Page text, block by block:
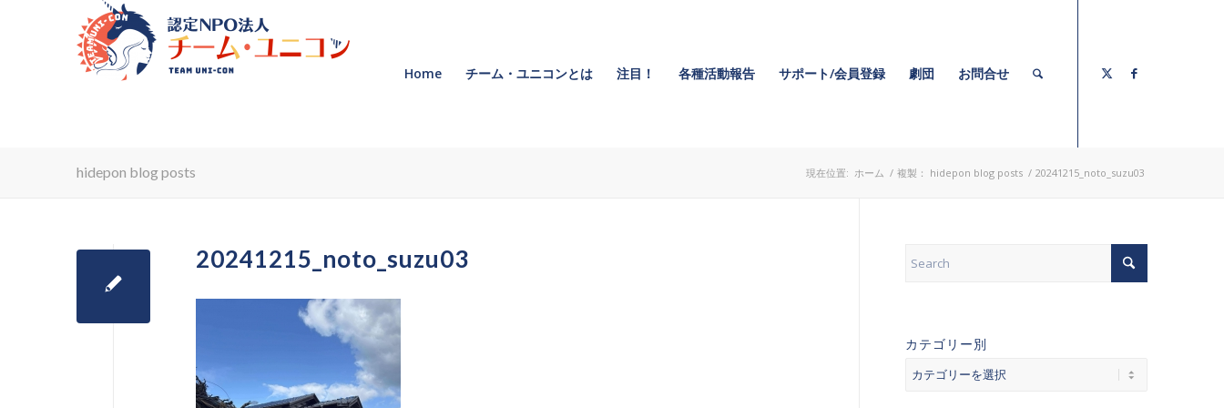
Home チーム・ユニコンとは 注目！ 各種活動報告 サポート/会員登録 劇団 お問合せ
hidepon blog posts 現在位置: ホーム / 複製： hidepon blog posts / 20241215_noto_suzu03
20241215_noto_suzu03
カテゴリー別